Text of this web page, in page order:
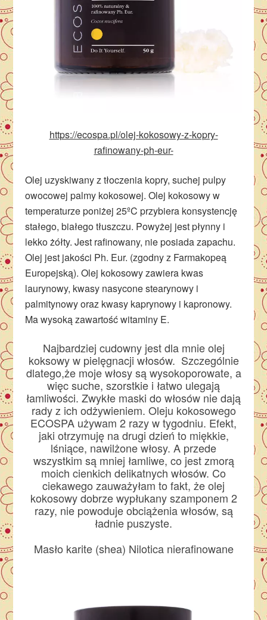
https://ecospa.pl/olej-kokosowy-z-kopry-
rafinowany-ph-eur-
Olej uzyskiwany z tłoczenia kopry, suchej pulpy
owocowej palmy kokosowej. Olej kokosowy w
temperaturze poniżej 25ºC przybiera konsystencję
stałego, białego tłuszczu. Powyżej jest płynny i
lekko żółty. Jest rafinowany, nie posiada zapachu.
Olej jest jakości Ph. Eur. (zgodny z Farmakopeą
Europejską). Olej kokosowy zawiera kwas
laurynowy, kwasy nasycone stearynowy i
palmitynowy oraz kwasy kaprynowy i kapronowy.
Ma wysoką zawartość witaminy E.
Najbardziej cudowny jest dla mnie olej
koksowy w pielęgnacji włosów. Szczególnie
dlatego,że moje włosy są wysokoporowate, a
więc suche, szorstkie i łatwo ulegają
łamliwości. Zwykłe maski do włosów nie dają
rady z ich odżywieniem. Oleju kokosowego
ECOSPA używam 2 razy w tygodniu. Efekt,
jaki otrzymuję na drugi dzień to miękkie,
lśniące, nawilżone włosy. A przede
wszystkim są mniej łamliwe, co jest zmorą
moich cienkich delikatnych włosów. Co
ciekawego zauważyłam to fakt, że olej
kokosowy dobrze wypłukany szamponem 2
razy, nie powoduje obciążenia włosów, są
ładnie puszyste.
Masło karite (shea) Nilotica nierafinowane